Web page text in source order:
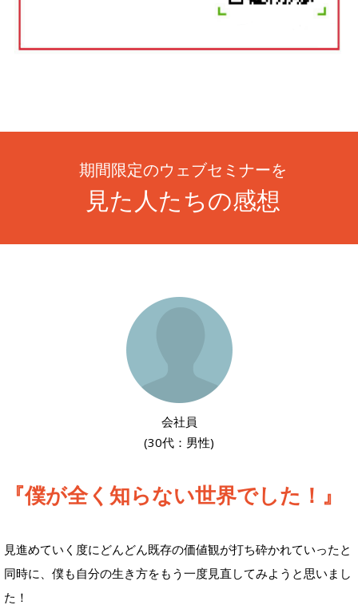
期間限定のウェブセミナーを
見た人たちの感想
会社員
(30代：男性)
『僕が全く知らない世界でした！』
見進めていく度にどんどん既存の価値観が打ち砕かれていったと
同時に、僕も自分の生き方をもう一度見直してみようと思いまし
た！